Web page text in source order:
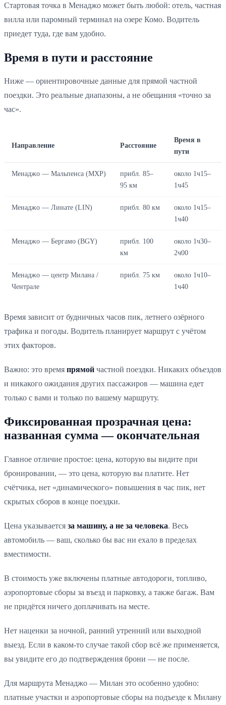
Стартовая точка в Менаджо может быть любой: отель, частная
вилла или паромный терминал на озере Комо. Водитель
приедет туда, где вам удобно.
Время в пути и расстояние
Ниже — ориентировочные данные для прямой частной
поездки. Это реальные диапазоны, а не обещания «точно за
час».
Направление Расстояние
Время в
пути
Менаджо — Мальпенса (MXP)
прибл. 85–
95 км
около 1ч15–
1ч45
Менаджо — Линате (LIN) прибл. 80 км
около 1ч15–
1ч40
Менаджо — Бергамо (BGY)
прибл. 100
км
около 1ч30–
2ч00
Менаджо — центр Милана /
Чентрале
прибл. 75 км
около 1ч10–
1ч40
Время зависит от будничных часов пик, летнего озёрного
трафика и погоды. Водитель планирует маршрут с учётом
этих факторов.
Важно: это время прямой частной поездки. Никаких объездов
и никакого ожидания других пассажиров — машина едет
только с вами и только по вашему маршруту.
Фиксированная прозрачная цена:
названная сумма — окончательная
Главное отличие простое: цена, которую вы видите при
бронировании, — это цена, которую вы платите. Нет
счётчика, нет «динамического» повышения в час пик, нет
скрытых сборов в конце поездки.
Цена указывается за машину, а не за человека. Весь
автомобиль — ваш, сколько бы вас ни ехало в пределах
вместимости.
В стоимость уже включены платные автодороги, топливо,
аэропортовые сборы за въезд и парковку, а также багаж. Вам
не придётся ничего доплачивать на месте.
Нет наценки за ночной, ранний утренний или выходной
выезд. Если в каком-то случае такой сбор всё же применяется,
вы увидите его до подтверждения брони — не после.
Для маршрута Менаджо — Милан это особенно удобно:
платные участки и аэропортовые сборы на подъезде к Милану